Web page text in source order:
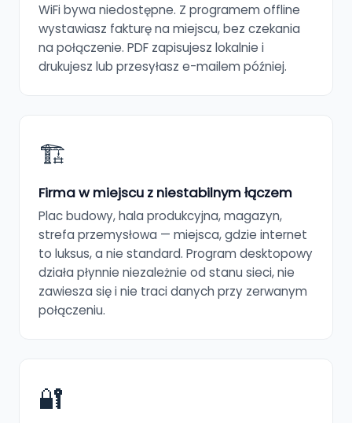
WiFi bywa niedostępne. Z programem offline
wystawiasz fakturę na miejscu, bez czekania
na połączenie. PDF zapisujesz lokalnie i
drukujesz lub przesyłasz e-mailem później.
🏗️
Firma w miejscu z niestabilnym łączem
Plac budowy, hala produkcyjna, magazyn,
strefa przemysłowa — miejsca, gdzie internet
to luksus, a nie standard. Program desktopowy
działa płynnie niezależnie od stanu sieci, nie
zawiesza się i nie traci danych przy zerwanym
połączeniu.
🔐